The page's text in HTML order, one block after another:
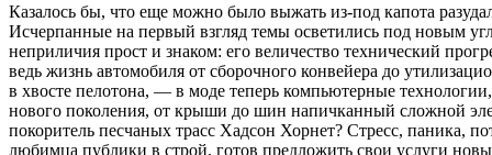
Казалось бы, что еще можно было выжать из-под капота
Исчерпанные на первый взгляд темы осветились под новым
неприличия прост и знаком: его величество технический
ведь жизнь автомобиля от сборочного конвейера до
в хвосте пелотона, — в моде теперь компьютерные
нового поколения, от крыши до шин напичканный сложной
покоритель песчаных трасс Хадсон Хорнет? Стресс, паника,
любимца публики в строй, готов предложить свои услуги